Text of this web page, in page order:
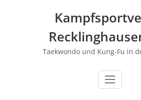
Taekwondo und Kung-Fu in